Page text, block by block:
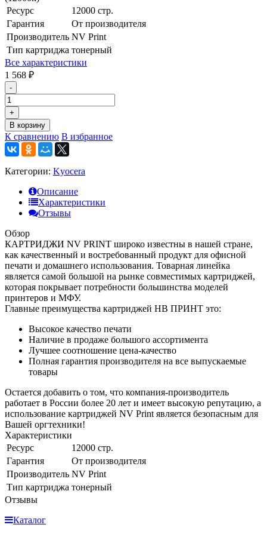
Ресурс
12000 стр.
Гарантия
От производителя
Производитель NV Print
Тип картриджа тонерный
Все характеристики
1 568 ₽
-
+
В корзину
К сравнению В избранное
Категории: Kyocera
Описание
Характеристики
Отзывы
Обзор
КАРТРИДЖИ NV PRINT широко известны в нашей стране,
как качественный и востребованный продукт для офисной
печати и домашнего использования. Товарная линейка
является самой большой на рынке совместимых картриджей,
которая покрывает потребности большинства моделей
принтеров и МФУ.
Главные преимущества картриджей НВ ПРИНТ это:
Высокое качество печати
Наличие в продаже большого ассортимента
Лучшее соотношение цена-качество
Полная гарантия производителя на все выпускаемые
товары
Остается добавить о том, что компания-производитель
работает в России более 20 лет и имеет высокую репутацию, а
использование картриджей NV Print является безопасным для
Вашей оргтехники!
Характеристики
Ресурс
12000 стр.
Гарантия
От производителя
Производитель NV Print
Тип картриджа тонерный
Отзывы
Каталог